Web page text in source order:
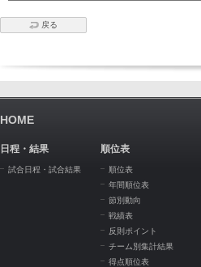
戻る
HOME
日程・結果
試合日程・試合結果
順位表
順位表
年間順位表
節別動向
戦績表
反則ポイント
チーム別集計結果
得点順位表